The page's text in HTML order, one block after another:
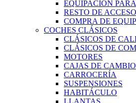
EQUIPACIÓN
RESTO DE
COMPRA DE
COCHES CLÁSICOS
CLÁSICOS DE
CLÁSICOS DE
MOTORES
CAJAS DE CAMBIO
CARROCERÍA
SUSPENSIONES
HABITÁCULO
LLANTAS